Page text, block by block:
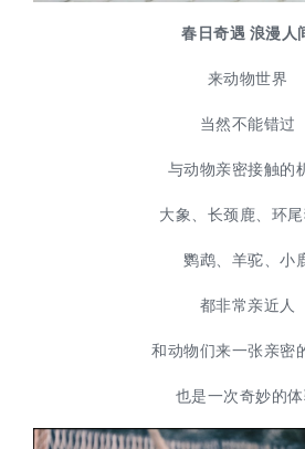
春日奇遇 浪漫人
来动物世界
当然不能错过
与动物亲密接触的
大象、长颈鹿、环
鹦鹉、羊驼、小
都非常亲近人
和动物们来一张亲密
也是一次奇妙的